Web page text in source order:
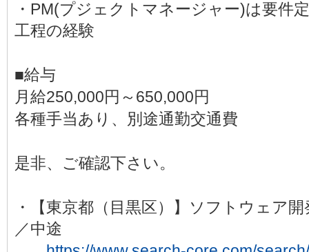
・PM(プジェクトマネージャー)は要件
工程の経験
■給与
月給250,000円～650,000円
各種手当あり、別途通勤交通費
是非、ご確認下さい。
・【東京都（目黒区）】ソフトウェア
／中途